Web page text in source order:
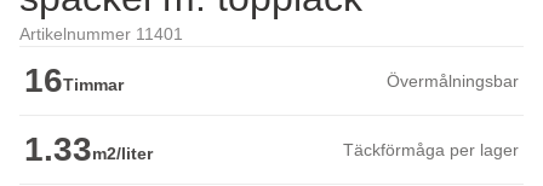
Artikelnummer 11401
16Timmar Övermålningsbar
1.33m2/liter Täckförmåga per lager